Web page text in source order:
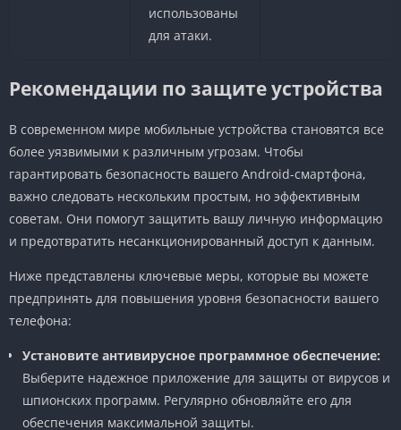
использованы
для атаки.
Рекомендации по защите устройства
В современном мире мобильные устройства становятся все
более уязвимыми к различным угрозам. Чтобы
гарантировать безопасность вашего Android-смартфона,
важно следовать нескольким простым, но эффективным
советам. Они помогут защитить вашу личную информацию
и предотвратить несанкционированный доступ к данным.
Ниже представлены ключевые меры, которые вы можете
предпринять для повышения уровня безопасности вашего
телефона:
Установите антивирусное программное обеспечение:
Выберите надежное приложение для защиты от вирусов и
шпионских программ. Регулярно обновляйте его для
обеспечения максимальной защиты.